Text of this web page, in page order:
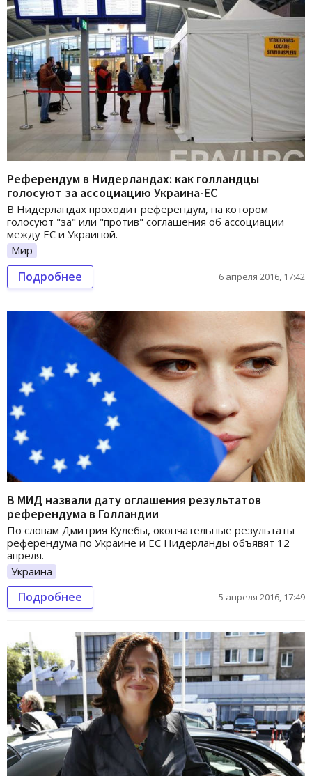
Референдум в Нидерландах: как голландцы
голосуют за ассоциацию Украина-ЕС
В Нидерландах проходит референдум, на котором
голосуют "за" или "против" соглашения об ассоциации
между ЕС и Украиной.
Мир
Подробнее 6 апреля 2016, 17:42
В МИД назвали дату оглашения результатов
референдума в Голландии
По словам Дмитрия Кулебы, окончательные результаты
референдума по Украине и ЕС Нидерланды объявят 12
апреля.
Украина
Подробнее 5 апреля 2016, 17:49